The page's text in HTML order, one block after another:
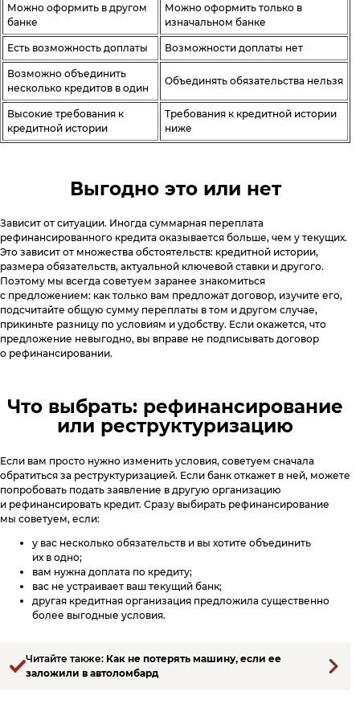
Можно оформить в другом
банке
Можно оформить только в
изначальном банке
Есть возможность доплаты Возможности доплаты нет
Возможно объединить
несколько кредитов в один
Объединять обязательства нельзя
Высокие требования к
кредитной истории
Требования к кредитной истории
ниже
Выгодно это или нет
Зависит от ситуации. Иногда суммарная переплата
рефинансированного кредита оказывается больше, чем у текущих.
Это зависит от множества обстоятельств: кредитной истории,
размера обязательств, актуальной ключевой ставки и другого.
Поэтому мы всегда советуем заранее знакомиться
с предложением: как только вам предложат договор, изучите его,
подсчитайте общую сумму переплаты в том и другом случае,
прикиньте разницу по условиям и удобству. Если окажется, что
предложение невыгодно, вы вправе не подписывать договор
о рефинансировании.
Что выбрать: рефинансирование
или реструктуризацию
Если вам просто нужно изменить условия, советуем сначала
обратиться за реструктуризацией. Если банк откажет в ней, можете
попробовать подать заявление в другую организацию
и рефинансировать кредит. Сразу выбирать рефинансирование
мы советуем, если:
у вас несколько обязательств и вы хотите объединить
их в одно;
вам нужна доплата по кредиту;
вас не устраивает ваш текущий банк;
другая кредитная организация предложила существенно
более выгодные условия.
Читайте также: Как не потерять машину, если ее
заложили в автоломбард